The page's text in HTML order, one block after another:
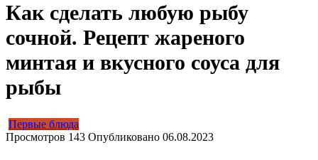
Как сделать любую рыбу
сочной. Рецепт жареного
минтая и вкусного соуса для
рыбы
Первые блюда
Просмотров 143 Опубликовано 06.08.2023